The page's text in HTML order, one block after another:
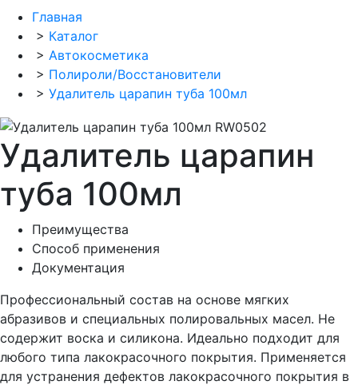
Главная
> Каталог
> Автокосметика
> Полироли/Восстановители
> Удалитель царапин туба 100мл
Удалитель царапин
туба 100мл
Преимущества
Способ применения
Документация
Профессиональный состав на основе мягких
абразивов и специальных полировальных масел. Не
содержит воска и силикона. Идеально подходит для
любого типа лакокрасочного покрытия. Применяется
для устранения дефектов лакокрасочного покрытия в